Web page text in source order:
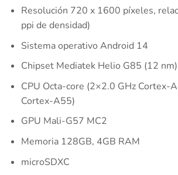
Resolución 720 x 1600 píxeles,
ppi de densidad)
Sistema operativo Android 14
Chipset Mediatek Helio G85 (12 nm)
CPU Octa-core (2×2.0 GHz Cortex-
Cortex-A55)
GPU Mali-G57 MC2
Memoria 128GB, 4GB RAM
microSDXC